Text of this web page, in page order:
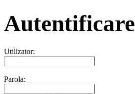
Autentificare
Utilizator:
Parola: